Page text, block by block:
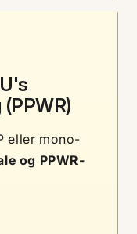
eller mono-
og PPWR-